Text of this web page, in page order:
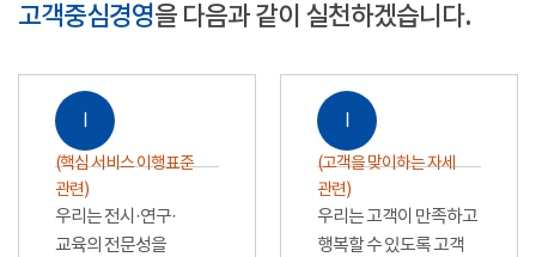
고객중심경영을 다음과 같이 실천하겠습니다.
Ⅰ
(핵심 서비스 이행표준
관련)
우리는 전시·연구·
교육의 전문성을
Ⅰ
(고객을 맞이하는 자세
관련)
우리는 고객이 만족하고
행복할 수 있도록 고객